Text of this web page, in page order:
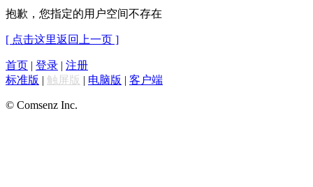
抱歉，您指定的用户空间不存在
[ 点击这里返回上一页 ]
首页 | 登录 | 注册
标准版 | 触屏版 | 电脑版 | 客户端
© Comsenz Inc.